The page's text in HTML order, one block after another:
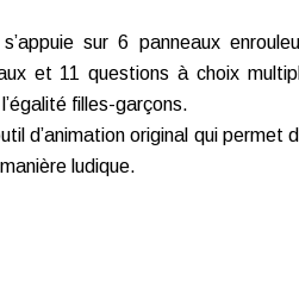
s’appuie sur 6 panneaux
et 11 questions à choix
filles-garçons.
outil d’animation original qui
ludique.